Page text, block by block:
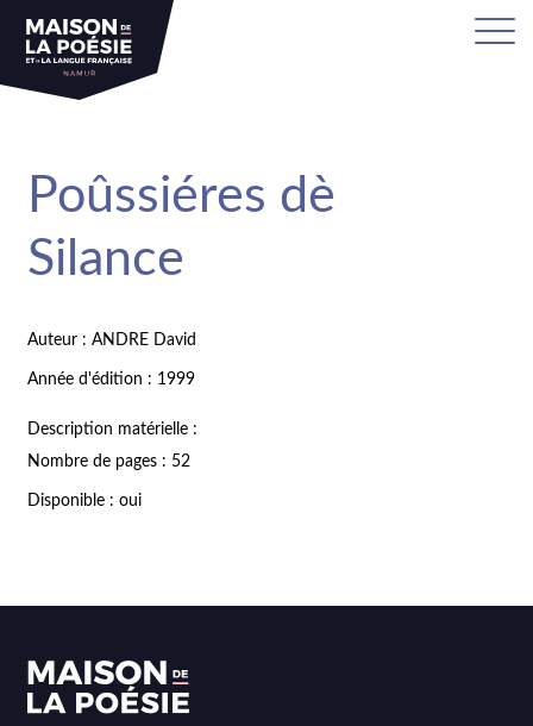
Poûssiéres dè
Silance
Auteur : ANDRE David
Année d'édition : 1999
Description matérielle :
Nombre de pages : 52
Disponible : oui